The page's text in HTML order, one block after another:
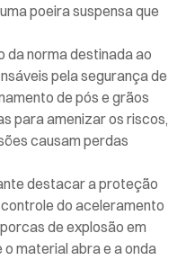
poeira suspensa que
da norma destinada ao
pela segurança de
de pós e grãos
para amenizar os riscos,
causam perdas
destacar a proteção
do aceleramento
de explosão em
material abra e a onda